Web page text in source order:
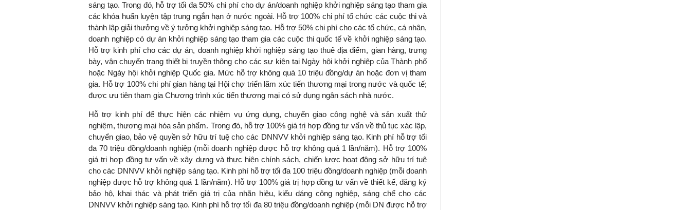
sáng tạo. Trong đó, hỗ trợ tối đa 50% chi phí cho dự án/doanh nghiệp khởi nghiệp sáng tạo tham gia
các khóa huấn luyện tập trung ngắn hạn ở nước ngoài. Hỗ trợ 100% chi phí tổ chức các cuộc thi và
thành lập giải thưởng về ý tưởng khởi nghiệp sáng tạo. Hỗ trợ 50% chi phí cho các tổ chức, cá nhân,
doanh nghiệp có dự án khởi nghiệp sáng tạo tham gia các cuộc thi quốc tế về khởi nghiệp sáng tạo.
Hỗ trợ kinh phí cho các dự án, doanh nghiệp khởi nghiệp sáng tạo thuê địa điểm, gian hàng, trưng
bày, vận chuyển trang thiết bị truyền thông cho các sự kiện tại Ngày hội khởi nghiệp của Thành phố
hoặc Ngày hội khởi nghiệp Quốc gia. Mức hỗ trợ không quá 10 triệu đồng/dự án hoặc đơn vị tham
gia. Hỗ trợ 100% chi phí gian hàng tại Hội chợ triển lãm xúc tiến thương mại trong nước và quốc tế;
được ưu tiên tham gia Chương trình xúc tiến thương mại có sử dụng ngân sách nhà nước.
Hỗ trợ kinh phí để thực hiện các nhiệm vụ ứng dụng, chuyển giao công nghệ và sản xuất thử
nghiệm, thương mại hóa sản phẩm. Trong đó, hỗ trợ 100% giá trị hợp đồng tư vấn về thủ tục xác lập,
chuyển giao, bảo vệ quyền sở hữu trí tuệ cho các DNNVV khởi nghiệp sáng tạo. Kinh phí hỗ trợ tối
đa 70 triệu đồng/doanh nghiệp (mỗi doanh nghiệp được hỗ trợ không quá 1 lần/năm). Hỗ trợ 100%
giá trị hợp đồng tư vấn về xây dựng và thực hiện chính sách, chiến lược hoạt động sở hữu trí tuệ
cho các DNNVV khởi nghiệp sáng tạo. Kinh phí hỗ trợ tối đa 100 triệu đồng/doanh nghiệp (mỗi doanh
nghiệp được hỗ trợ không quá 1 lần/năm). Hỗ trợ 100% giá trị hợp đồng tư vấn về thiết kế, đăng ký
bảo hộ, khai thác và phát triển giá trị của nhãn hiệu, kiểu dáng công nghiệp, sáng chế cho các
DNNVV khởi nghiệp sáng tạo. Kinh phí hỗ trợ tối đa 80 triệu đồng/doanh nghiệp (mỗi DN được hỗ trợ